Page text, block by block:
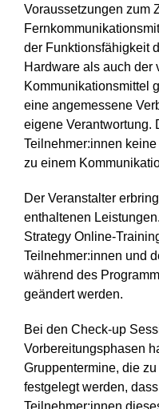
Voraussetzungen zum
der Funktionsfähigkeit
Hardware als auch der
Kommunikationsmittel
eine angemessene
eigene Verantwortung.
Teilnehmer:innen
zu einem
Der Veranstalter
enthaltenen
Strategy Online-
Teilnehmer:innen und
während des
geändert werden.
Bei den Check-up
Vorbereitungsphasen
Gruppentermine, die
festgelegt werden,
Teilnehmer:innen